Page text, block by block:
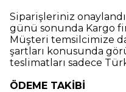
Siparişleriniz
günü sonunda Kargo
Müşteri temsilcimize
şartları konusunda
teslimatları sadece
ÖDEME TAKİBİ